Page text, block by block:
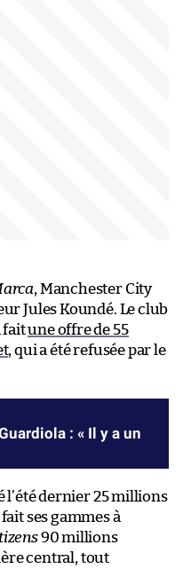
, Manchester City
Jules Koundé. Le club
faitune offre de 55
, qui a été refusée par le
: « Il y a un
l’été dernier 25 millions
ses gammes à
90 millions
central, tout